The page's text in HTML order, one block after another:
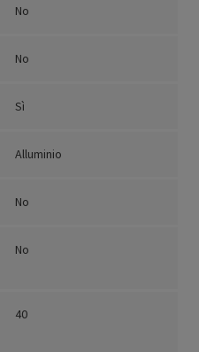
No
No
Sì
Alluminio
No
No
40